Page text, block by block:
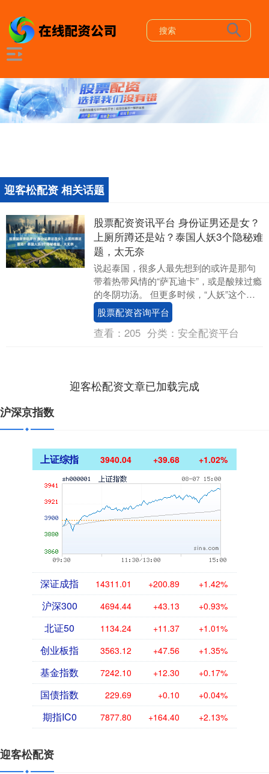
迎客松配资 相关话题
股票配资资讯平台 身份证男还是女？
上厕所蹲还是站？泰国人妖3个隐秘难
题，太无奈
说起泰国，很多人最先想到的或许是那句
带着热带风情的“萨瓦迪卡”，或是酸辣过瘾
的冬阴功汤。 但更多时候，“人妖”这个词
会不自觉地冒出来。 仿佛在大众认知
里，“人妖....
股票配资咨询平台
查看： 205 分类： 安全配资平台
迎客松配资文章已加载完成
沪深京指数
上证综指 3940.04 +39.68 +1.02%
深证成指 14311.01 +200.89 +1.42%
沪深300 4694.44 +43.13 +0.93%
北证50 1134.24 +11.37 +1.01%
创业板指 3563.12 +47.56 +1.35%
基金指数 7242.10 +12.30 +0.17%
国债指数 229.69 +0.10 +0.04%
期指IC0 7877.80 +164.40 +2.13%
迎客松配资